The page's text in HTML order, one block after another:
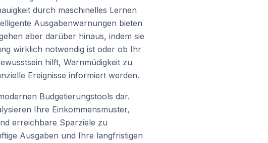
durch maschinelles Lernen
Ausgabenwarnungen bieten
aber darüber hinaus, indem sie
wirklich notwendig ist oder ob Ihr
hilft, Warnmüdigkeit zu
Ereignisse informiert werden.
Budgetierungstools dar.
Ihre Einkommensmuster,
erreichbare Sparziele zu
Ausgaben und Ihre langfristigen